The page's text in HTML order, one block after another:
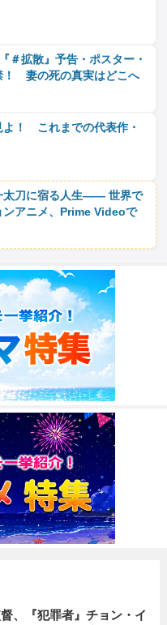
＃拡散』予告・ポスター・
！ 妻の死の真実はどこへ
よ！ これまでの代表作・
太刀に宿る人生―― 世界で
ンアニメ、Prime Videoで
、『犯罪者』チョン・イ